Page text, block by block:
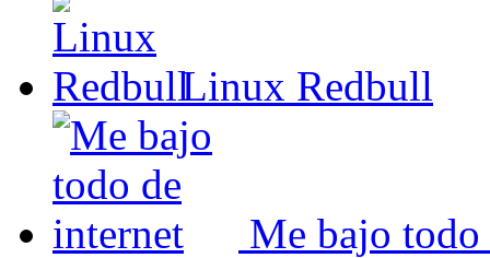
Linux Redbull
Me bajo